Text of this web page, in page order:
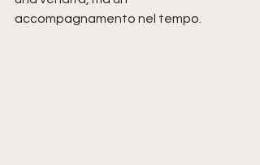
accompagnamento nel tempo.